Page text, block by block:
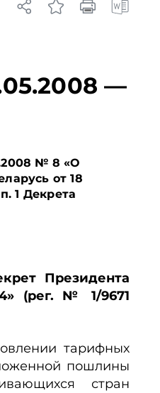
—
№ 8 «О
от 18
1 Декрета
Президента
(рег. № 1/9671
тарифных
пошлины
стран